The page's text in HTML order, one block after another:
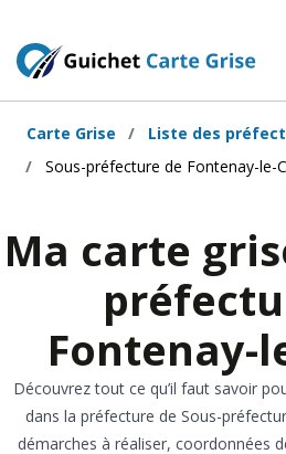
Carte Grise
Liste des
Sous-préfecture de Fontenay-le-
Ma carte
Fontenay-
Découvrez tout ce qu’il faut savoir
dans la préfecture de Sous-
démarches à réaliser, coordonnées